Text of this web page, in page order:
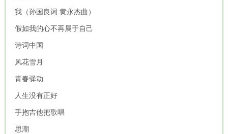
我（孙国良词 黄永杰曲）
假如我的心不再属于自己
诗词中国
风花雪月
青春驿动
人生没有正好
手抱吉他把歌唱
思潮